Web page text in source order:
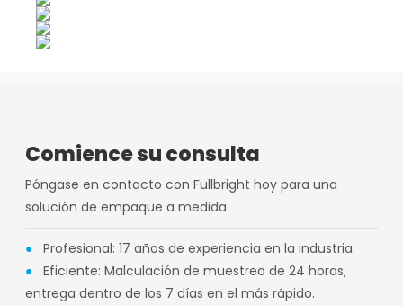
Comience su consulta
Póngase en contacto con Fullbright hoy para una
solución de empaque a medida.
● Profesional: 17 años de experiencia en la industria.
● Eficiente: Malculación de muestreo de 24 horas,
entrega dentro de los 7 días en el más rápido.